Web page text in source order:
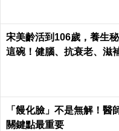
宋美齡活到106歲，養生
這碗！健腦、抗衰老、滋
「饅化臉」不是無解！
關鍵點最重要